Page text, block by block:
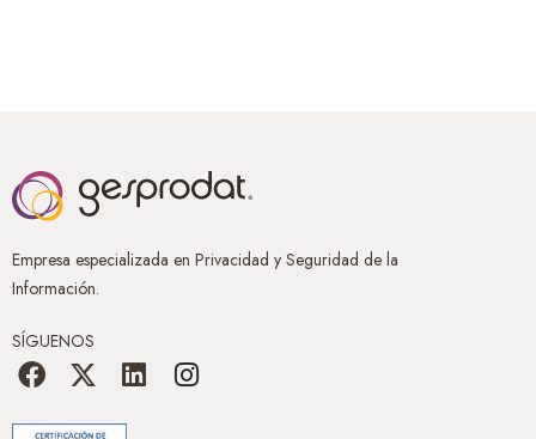
Empresa especializada en Privacidad y Seguridad de la
Información.
SÍGUENOS